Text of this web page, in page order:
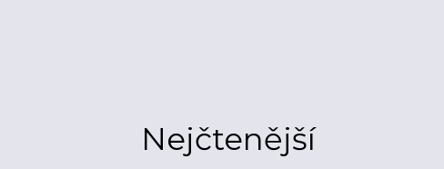
Nejčtenější